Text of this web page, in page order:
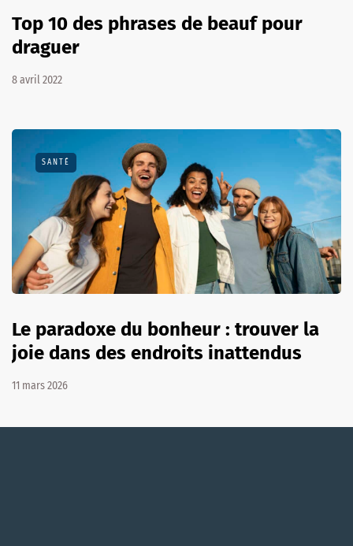
Top 10 des phrases de beauf pour
draguer
8 avril 2022
SANTÉ
Le paradoxe du bonheur : trouver la
joie dans des endroits inattendus
11 mars 2026